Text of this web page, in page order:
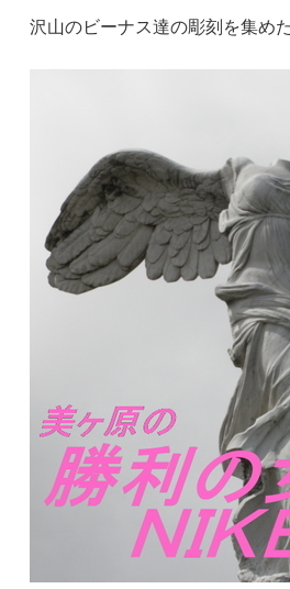
沢山のビーナス達の彫刻を集め